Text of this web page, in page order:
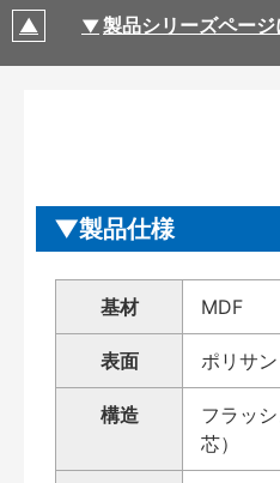
製品シリーズページ
製品仕様
基材 MDF
表面 ポリサ
構造
フラッ
芯）